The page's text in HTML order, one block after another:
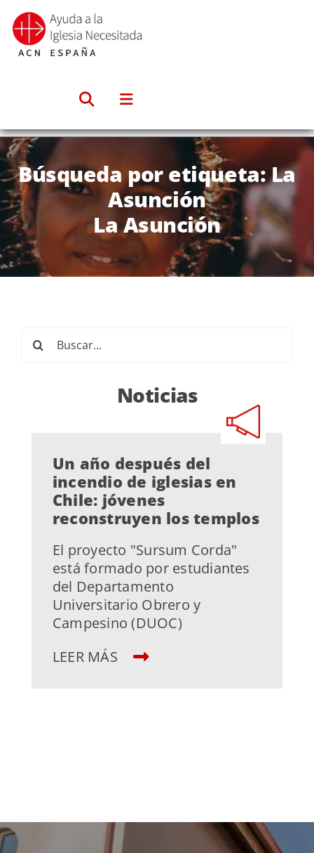
Saltar
contenido
Búsqueda por etiqueta: La
Asunción
La Asunción
Noticias
Un año después del
incendio de iglesias en
Chile: jóvenes
reconstruyen los templos
El proyecto "Sursum Corda"
está formado por estudiantes
del Departamento
Universitario Obrero y
Campesino (DUOC)
LEER MÁS